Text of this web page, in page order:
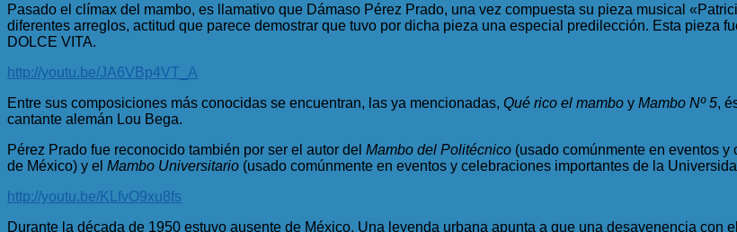
Pasado el clímax del mambo, es llamativo que Dámaso Pérez Prado, una vez compuesta su pieza musical
diferentes arreglos, actitud que parece demostrar que tuvo por dicha pieza una especial predilección. Esta pieza
DOLCE VITA.
http://youtu.be/JA6VBp4VT_A
Entre sus composiciones más conocidas se encuentran, las ya mencionadas, Qué rico el mambo y Mambo Nº 5,
cantante alemán Lou Bega.
Pérez Prado fue reconocido también por ser el autor del Mambo del Politécnico (usado comúnmente en eventos
de México) y el Mambo Universitario (usado comúnmente en eventos y celebraciones importantes de la
http://youtu.be/KLfvO9xu8fs
Durante la década de 1950 estuvo ausente de México. Una leyenda urbana apunta a que una desavenencia